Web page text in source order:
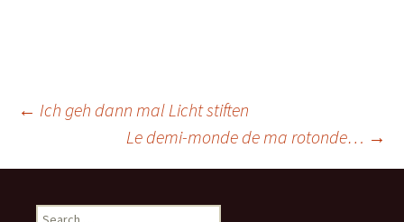
Post
navigation
← Ich geh dann mal Licht stiften
Le demi-monde de ma rotonde… →
Search